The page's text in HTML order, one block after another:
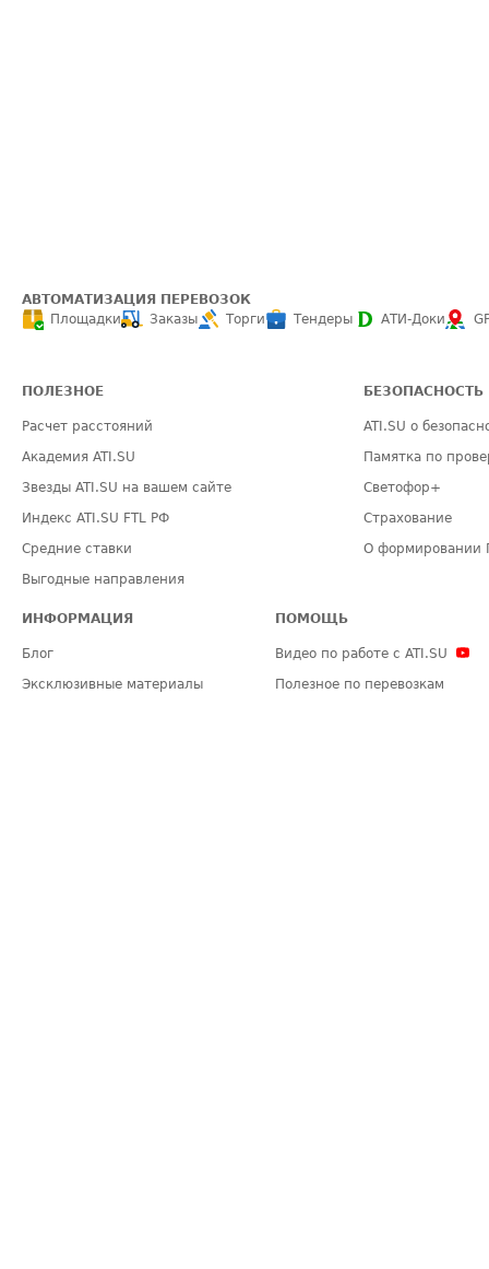
АВТОМАТИЗАЦИЯ ПЕРЕВОЗОК
Площадки
Заказы Торги Тендеры АТИ-Доки
ПОЛЕЗНОЕ
Расчет расстояний
Академия ATI.SU
Звезды ATI.SU на вашем сайте
Индекс ATI.SU FTL РФ
Средние ставки
Выгодные направления
БЕЗОПАСНОСТЬ
ATI.SU о
Памятка по
Светофор+
Страхование
О формировании
ИНФОРМАЦИЯ
Блог
Эксклюзивные материалы
ПОМОЩЬ
Видео по работе с ATI.SU
Полезное по перевозкам